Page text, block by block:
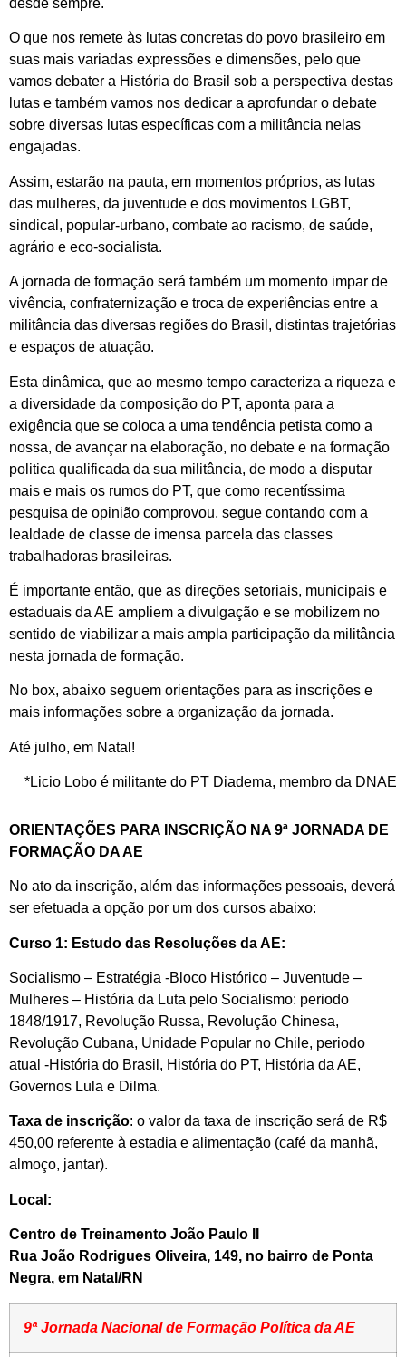
desde sempre.
O que nos remete às lutas concretas do povo brasileiro em
suas mais variadas expressões e dimensões, pelo que
vamos debater a História do Brasil sob a perspectiva destas
lutas e também vamos nos dedicar a aprofundar o debate
sobre diversas lutas específicas com a militância nelas
engajadas.
Assim, estarão na pauta, em momentos próprios, as lutas
das mulheres, da juventude e dos movimentos LGBT,
sindical, popular-urbano, combate ao racismo, de saúde,
agrário e eco-socialista.
A jornada de formação será também um momento impar de
vivência, confraternização e troca de experiências entre a
militância das diversas regiões do Brasil, distintas trajetórias
e espaços de atuação.
Esta dinâmica, que ao mesmo tempo caracteriza a riqueza e
a diversidade da composição do PT, aponta para a
exigência que se coloca a uma tendência petista como a
nossa, de avançar na elaboração, no debate e na formação
politica qualificada da sua militância, de modo a disputar
mais e mais os rumos do PT, que como recentíssima
pesquisa de opinião comprovou, segue contando com a
lealdade de classe de imensa parcela das classes
trabalhadoras brasileiras.
É importante então, que as direções setoriais, municipais e
estaduais da AE ampliem a divulgação e se mobilizem no
sentido de viabilizar a mais ampla participação da militância
nesta jornada de formação.
No box, abaixo seguem orientações para as inscrições e
mais informações sobre a organização da jornada.
Até julho, em Natal!
*Licio Lobo é militante do PT Diadema, membro da DNAE
ORIENTAÇÕES PARA INSCRIÇÃO NA 9ª JORNADA DE
FORMAÇÃO DA AE
No ato da inscrição, além das informações pessoais, deverá
ser efetuada a opção por um dos cursos abaixo:
Curso 1: Estudo das Resoluções da AE:
Socialismo – Estratégia -Bloco Histórico – Juventude –
Mulheres – História da Luta pelo Socialismo: periodo
1848/1917, Revolução Russa, Revolução Chinesa,
Revolução Cubana, Unidade Popular no Chile, periodo
atual -História do Brasil, História do PT, História da AE,
Governos Lula e Dilma.
Taxa de inscrição: o valor da taxa de inscrição será de R$
450,00 referente à estadia e alimentação (café da manhã,
almoço, jantar).
Local:
Centro de Treinamento João Paulo II
Rua João Rodrigues Oliveira, 149, no bairro de Ponta
Negra, em Natal/RN
9ª Jornada Nacional de Formação Política da AE